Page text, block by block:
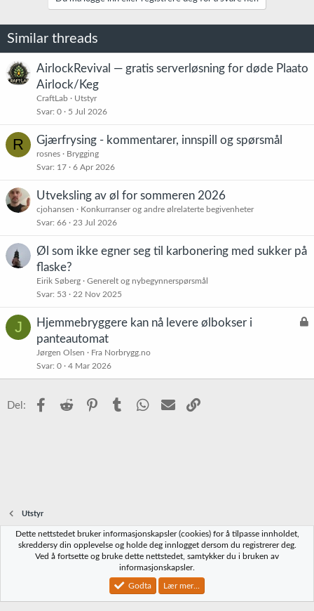
Similar threads
AirlockRevival — gratis serverløsning for døde Plaato
Airlock/Keg
CraftLab
Utstyr
Svar 0 5 Jul 2026
R Gjærfrysing - kommentarer, innspill og spørsmål
rosnes
Brygging
Svar 17 6 Apr 2026
Utveksling av øl for sommeren 2026
cjohansen
Konkurranser og andre ølrelaterte begivenheter
Svar 66 23 Jul 2026
Øl som ikke egner seg til karbonering med sukker på
flaske?
Eirik Søberg
Generelt og nybegynnerspørsmål
Svar 53 22 Nov 2025
J
L
Hjemmebryggere kan nå levere ølbokser i
panteautomat
Jørgen Olsen
Fra Norbrygg.no
Svar 0 4 Mar 2026
Del: Facebook
Reddit PinterestTumblr WhatsApp
E-post
Utstyr
Norbrygg-default
Vilkår og regler Personvernregler
Community platform by XenForo® © 2010-2023 XenForo Ltd.
Dette nettstedet bruker informasjonskapsler (cookies) for å tilpasse innholdet,
skreddersy din opplevelse og holde deg innlogget dersom du registrerer deg.
Ved å fortsette og bruke dette nettstedet, samtykker du i bruken av
informasjonskapsler.
Godta Lær mer...